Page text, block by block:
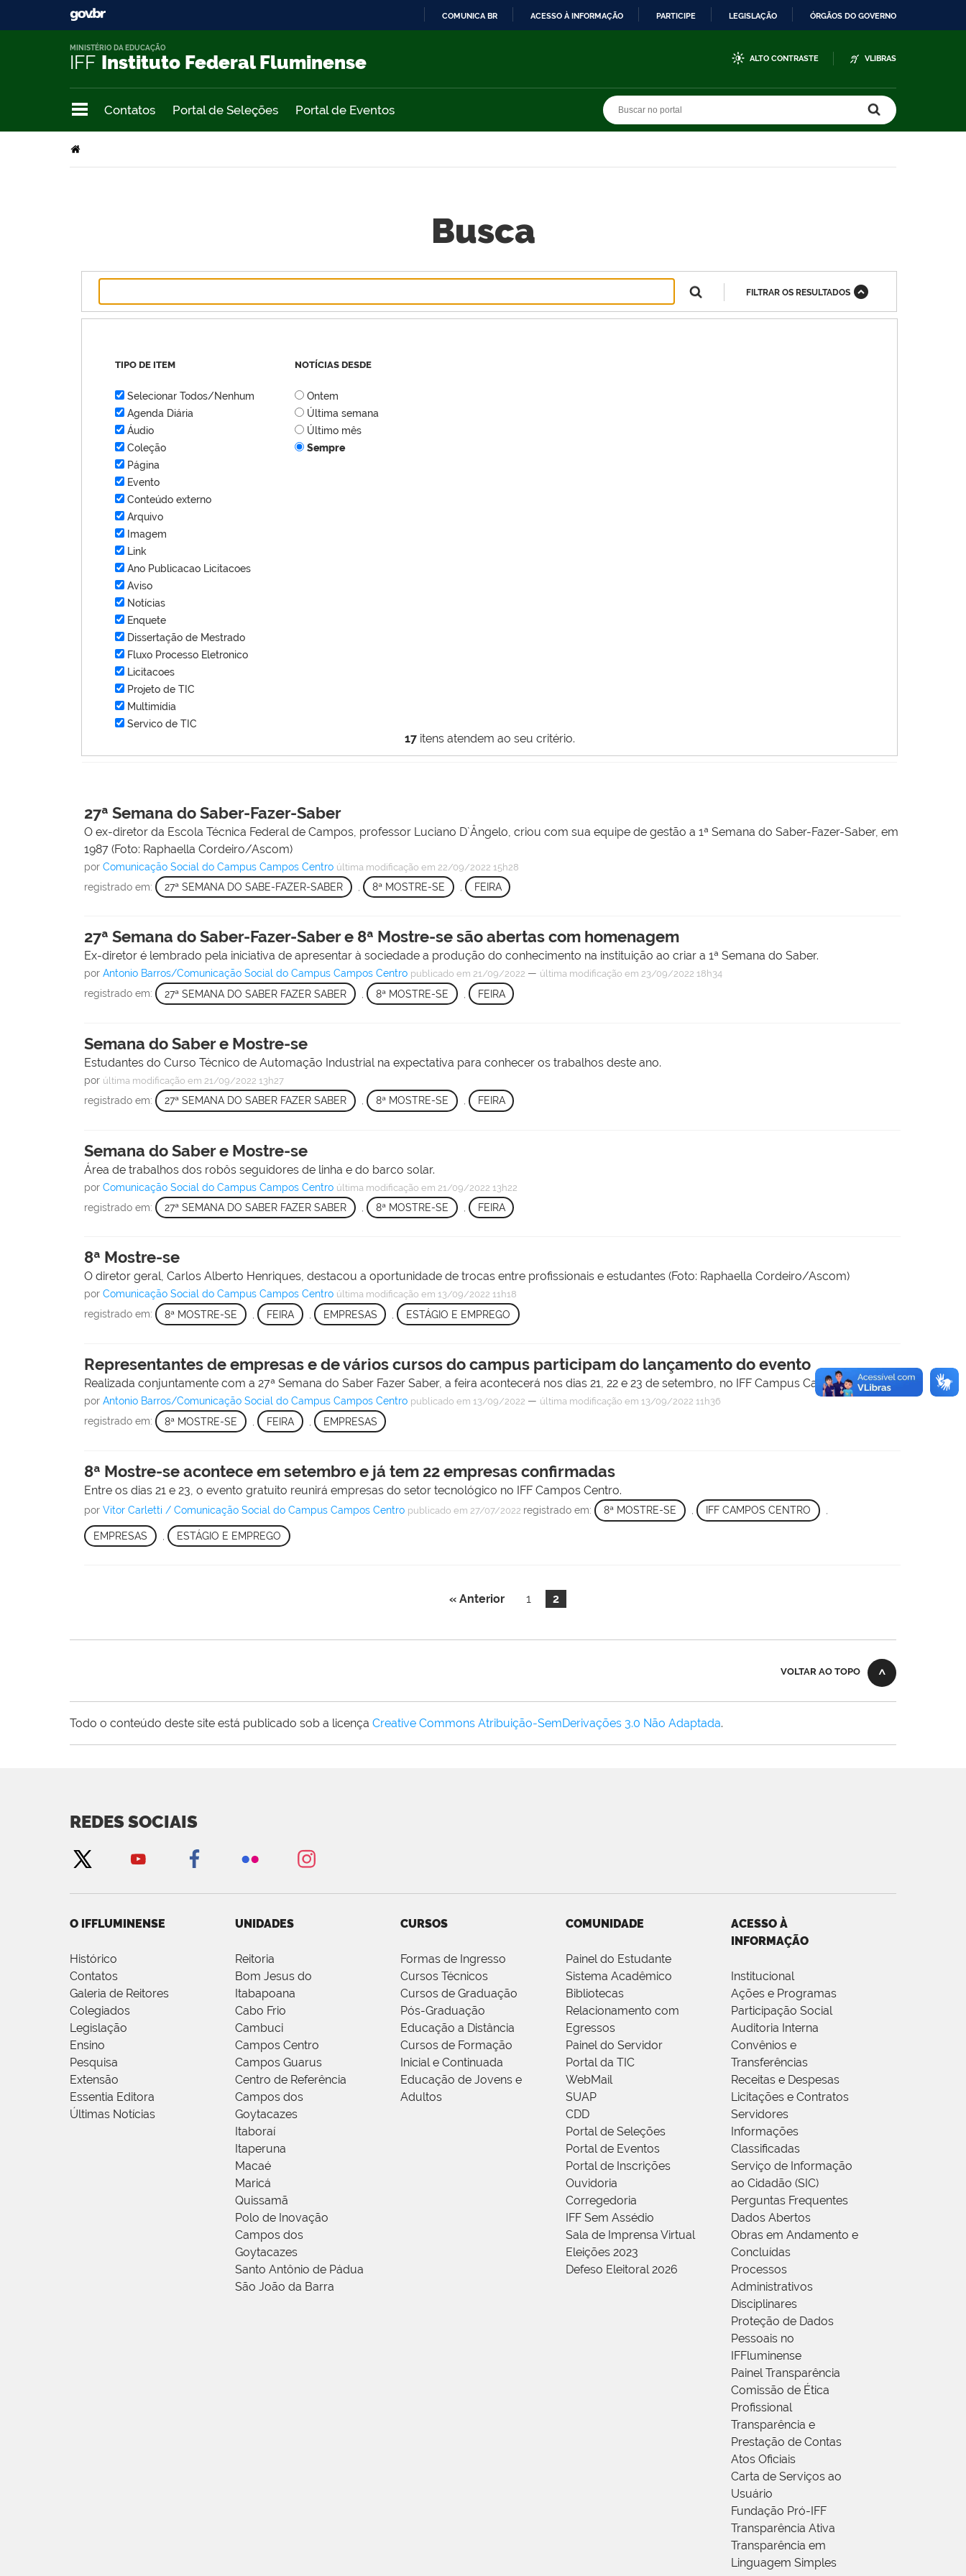
COMUNICA BR ACESSO À INFORMAÇÃO PARTICIPE LEGISLAÇÃO ÓRGÃOS DO GOVERNO
IFF Instituto Federal Fluminense
MINISTÉRIO DA EDUCAÇÃO
ALTO CONTRASTE VLIBRAS
Contatos Portal de Seleções Portal de Eventos
Busca
17itens atendem ao seu critério.
FILTRAR OS RESULTADOS
TIPO DE ITEM
Selecionar Todos/Nenhum
Agenda Diária
Áudio
Coleção
Página
Evento
Conteúdo externo
Arquivo
Imagem
Link
Ano Publicacao Licitacoes
Aviso
Notícias
Enquete
Dissertação de Mestrado
Fluxo Processo Eletronico
Licitacoes
Projeto de TIC
Multimídia
Servico de TIC
NOTÍCIAS DESDE
Ontem
Última semana
Último mês
Sempre
27ª Semana do Saber-Fazer-Saber
O ex-diretor da Escola Técnica Federal de Campos, professor Luciano D`Ângelo, criou com sua equipe de gestão a 1ª Semana do Saber-Fazer-Saber, em
1987 (Foto: Raphaella Cordeiro/Ascom)
porComunicação Social do Campus Campos Centro última modificação em 22/09/2022 15h28
registrado em: 27ª SEMANA DO SABE-FAZER-SABER 8ª MOSTRE-SE FEIRA
27ª Semana do Saber-Fazer-Saber e 8ª Mostre-se são abertas com homenagem
Ex-diretor é lembrado pela iniciativa de apresentar à sociedade a produção do conhecimento na instituição ao criar a 1ª Semana do Saber.
porAntonio Barros/Comunicação Social do Campus Campos Centro publicado em 21/09/2022 — última modificação em 23/09/2022 18h34
registrado em: 27ª SEMANA DO SABER FAZER SABER 8ª MOSTRE-SE FEIRA
Semana do Saber e Mostre-se
Estudantes do Curso Técnico de Automação Industrial na expectativa para conhecer os trabalhos deste ano.
por última modificação em 21/09/2022 13h27
registrado em: 27ª SEMANA DO SABER FAZER SABER , 8ª MOSTRE-SE , FEIRA
Semana do Saber e Mostre-se
Área de trabalhos dos robôs seguidores de linha e do barco solar.
porComunicação Social do Campus Campos Centro última modificação em 21/09/2022 13h22
registrado em: 27ª SEMANA DO SABER FAZER SABER 8ª MOSTRE-SE FEIRA
8ª Mostre-se
O diretor geral, Carlos Alberto Henriques, destacou a oportunidade de trocas entre profissionais e estudantes (Foto: Raphaella Cordeiro/Ascom)
porComunicação Social do Campus Campos Centro última modificação em 13/09/2022 11h18
registrado em: 8ª MOSTRE-SE FEIRA EMPRESAS , ESTÁGIO E EMPREGO
Representantes de empresas e de vários cursos do campus participam do lançamento do evento
Realizada conjuntamente com a 27ª Semana do Saber Fazer Saber, a feira acontecerá nos dias 21, 22 e 23 de setembro, no IFF Campus Campos Centro.
porAntonio Barros/Comunicação Social do Campus Campos Centro publicado em 13/09/2022 — última modificação em 13/09/2022 11h36
registrado em: 8ª MOSTRE-SE FEIRA EMPRESAS
8ª Mostre-se acontece em setembro e já tem 22 empresas confirmadas
Entre os dias 21 e 23, o evento gratuito reunirá empresas do setor tecnológico no IFF Campos Centro.
porVitor Carletti / Comunicação Social do Campus Campos Centro publicado em 27/07/2022 registrado em: 8ª MOSTRE-SE , IFF CAMPOS CENTRO ,
EMPRESAS ESTÁGIO E EMPREGO
« Anterior 1 2
VOLTAR AO TOPO
Todo o conteúdo deste site está publicado sob a licença Creative Commons Atribuição-SemDerivações 3.0 Não Adaptada.
REDES SOCIAIS
O IFFLUMINENSE
Histórico
Contatos
Galeria de Reitores
Colegiados
Legislação
Ensino
Pesquisa
Extensão
Essentia Editora
Últimas Notícias
UNIDADES
Reitoria
Bom Jesus do
Itabapoana
Cabo Frio
Cambuci
Campos Centro
Campos Guarus
Centro de Referência
Campos dos
Goytacazes
Itaboraí
Itaperuna
Macaé
Maricá
Quissamã
Polo de Inovação
Campos dos
Goytacazes
Santo Antônio de Pádua
São João da Barra
CURSOS
Formas de Ingresso
Cursos Técnicos
Cursos de Graduação
Pós-Graduação
Educação a Distância
Cursos de Formação
Inicial e Continuada
Educação de Jovens e
Adultos
COMUNIDADE
Painel do Estudante
Sistema Acadêmico
Bibliotecas
Relacionamento com
Egressos
Painel do Servidor
Portal da TIC
WebMail
SUAP
CDD
Portal de Seleções
Portal de Eventos
Portal de Inscrições
Ouvidoria
Corregedoria
IFF Sem Assédio
Sala de Imprensa Virtual
Eleições 2023
Defeso Eleitoral 2026
ACESSO À
INFORMAÇÃO
Institucional
Ações e Programas
Participação Social
Auditoria Interna
Convênios e
Transferências
Receitas e Despesas
Licitações e Contratos
Servidores
Informações
Classificadas
Serviço de Informação
ao Cidadão (SIC)
Perguntas Frequentes
Dados Abertos
Obras em Andamento e
Concluídas
Processos
Administrativos
Disciplinares
Proteção de Dados
Pessoais no
IFFluminense
Painel Transparência
Comissão de Ética
Profissional
Transparência e
Prestação de Contas
Atos Oficiais
Carta de Serviços ao
Usuário
Fundação Pró-IFF
Transparência Ativa
Transparência em
Linguagem Simples